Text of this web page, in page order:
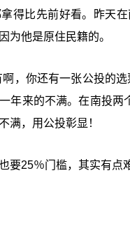
得比先前好看。昨天
为他是原住民籍的。
啊，你还有一张公投的
年来的不满。在南投两
满，用公投彰显！
要25％门槛，其实有